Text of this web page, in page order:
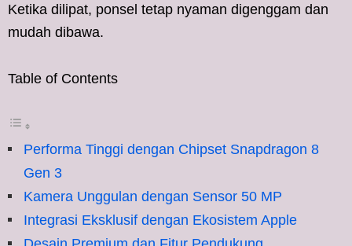
Ketika dilipat, ponsel tetap nyaman digenggam dan
mudah dibawa.
Table of Contents
Performa Tinggi dengan Chipset Snapdragon 8
Gen 3
Kamera Unggulan dengan Sensor 50 MP
Integrasi Eksklusif dengan Ekosistem Apple